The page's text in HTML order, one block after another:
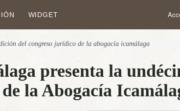
WIDGET
del congreso jurídico de la abogacía icamálaga
presenta la
la Abogacía